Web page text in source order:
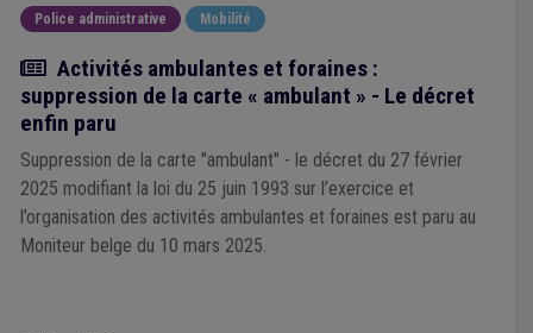
Police administrative Mobilité
Actualité
Activités ambulantes et foraines :
suppression de la carte « ambulant » - Le décret
enfin paru
Suppression de la carte "ambulant" - le décret du 27 février
2025 modifiant la loi du 25 juin 1993 sur l’exercice et
l’organisation des activités ambulantes et foraines est paru au
Moniteur belge du 10 mars 2025.